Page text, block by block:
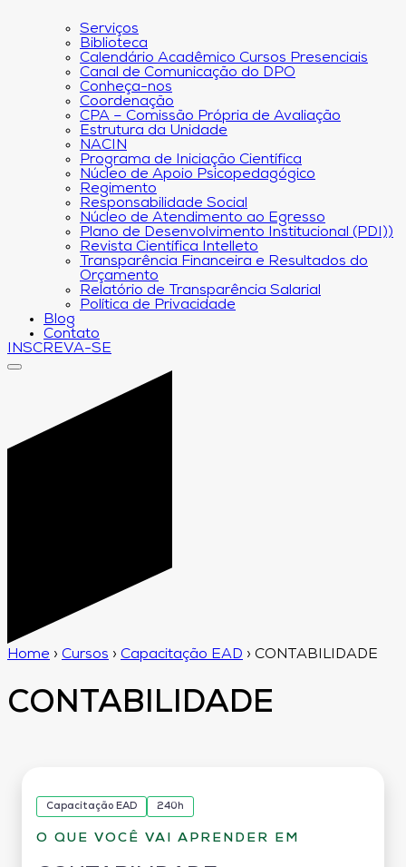
Serviços
Biblioteca
Calendário Acadêmico Cursos Presenciais
Canal de Comunicação do DPO
Conheça-nos
Coordenação
CPA – Comissão Própria de Avaliação
Estrutura da Unidade
NACIN
Programa de Iniciação Científica
Núcleo de Apoio Psicopedagógico
Regimento
Responsabilidade Social
Núcleo de Atendimento ao Egresso
Plano de Desenvolvimento Institucional (PDI))
Revista Científica Intelleto
Transparência Financeira e Resultados do
Orçamento
Relatório de Transparência Salarial
Política de Privacidade
Blog
Contato
INSCREVA-SE
Home › Cursos › Capacitação EAD › CONTABILIDADE
CONTABILIDADE
Capacitação EAD 240h
O QUE VOCÊ VAI APRENDER EM